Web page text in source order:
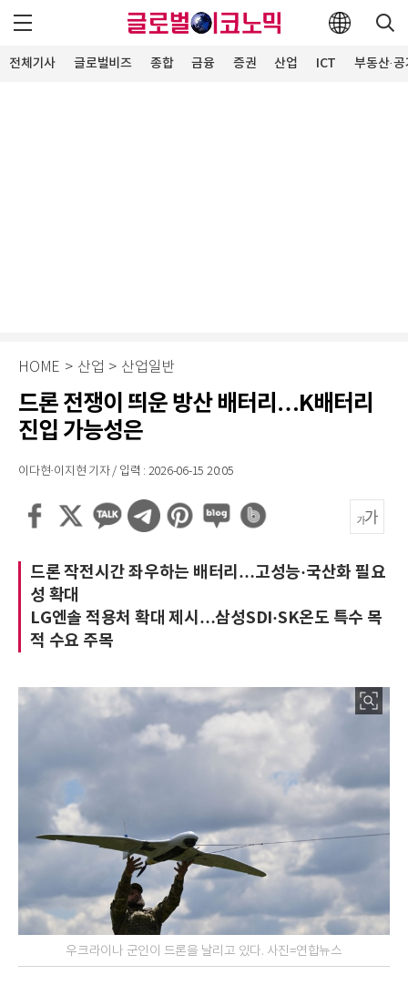
전체기사 글로벌비즈 종합 금융 증권 산업 ICT 부동산·
HOME > 산업 > 산업일반
드론 전쟁이 띄운 방산 배터리…K배터리
진입 가능성은
이다현·이지현 기자 / 입력 : 2026-06-15 20:05
드론 작전시간 좌우하는 배터리…고성능·국산화 필요
성 확대
LG엔솔 적용처 확대 제시…삼성SDI·SK온도 특수 목
적 수요 주목
우크라이나 군인이 드론을 날리고 있다. 사진=연합뉴스